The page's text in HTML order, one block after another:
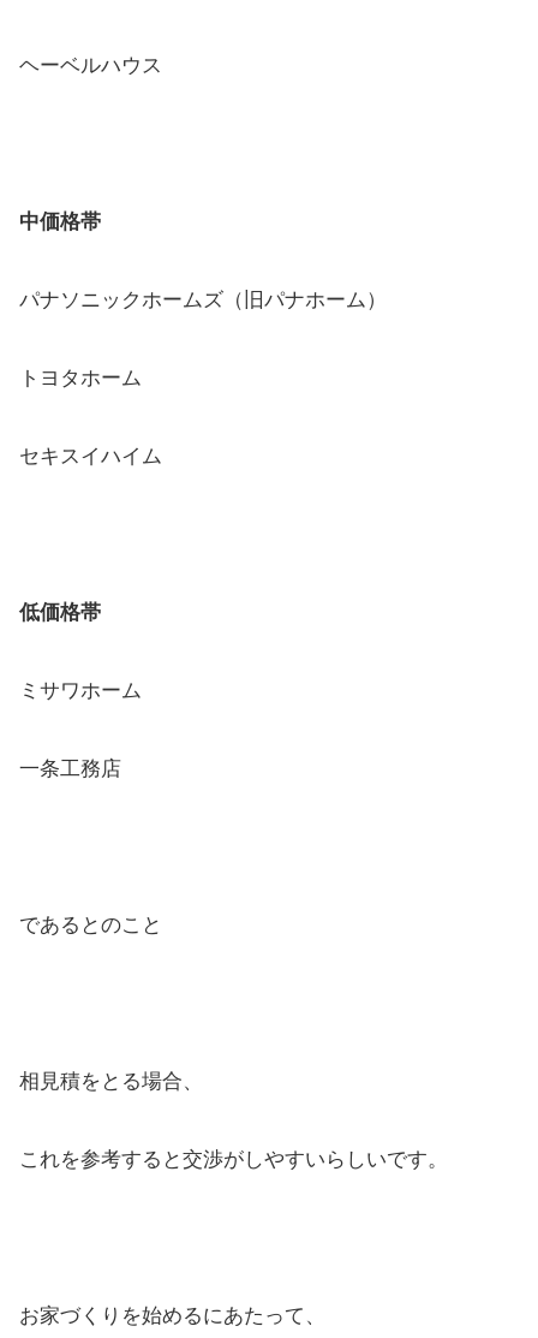
ヘーベルハウス
中価格帯
パナソニックホームズ（旧パナホーム）
トヨタホーム
セキスイハイム
低価格帯
ミサワホーム
一条工務店
であるとのこと
相見積をとる場合、
これを参考すると交渉がしやすいらしいです。
お家づくりを始めるにあたって、